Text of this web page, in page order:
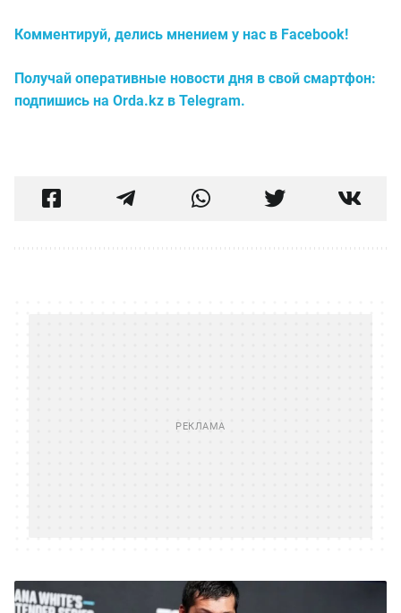
Комментируй, делись мнением у нас в Facebook!
Получай оперативные новости дня в свой смартфон:
подпишись на Orda.kz в Telegram.